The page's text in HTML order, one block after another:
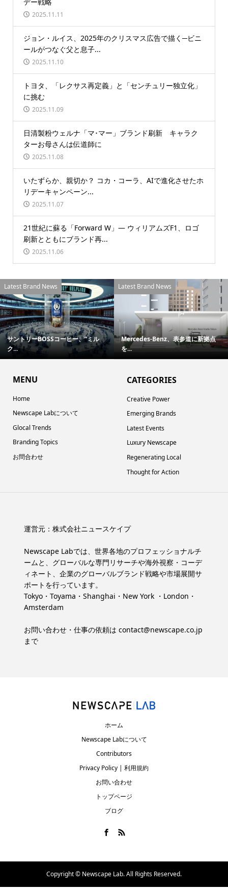
2025.11.11
ジョン・ルイス、2025年のクリスマス広告で描く─ビニ
ールがつなぐ父と息子...
2025.11.10
トヨタ、「レクサス再定義」と「センチュリー独立化」
に挑む
2025.11.09
日清製粉ウェルナ「マ･マー」ブランド刷新 キャラク
ターお母さんは伝道師に
2025.11.08
いたずらか、親切か？ コカ・コーラ、AIで進化させたホ
リデーキャンペーン...
2025.11.07
21世紀に蘇る「Forward W」― ウィリアムズF1、ロゴ
刷新とともにブランド再...
2025.11.06
Latest Brand News
サントリーBOSSコーヒー、“ミル
ク...
Latest Brand News
Mercedes-Benz、表参道に新拠点
を...
MENU
Home
Newscape Labについて
Glocal Trends
Branding Topics
お問合わせ
CATEGORIES
Creative Power
Emerging Brands
Latest Events
Luxury Newscape
Regenerating Local
Thought for Action
運営元： 株式会社ニュースケイプ
Newscape Labでは、世界各地のプロフェッショナルチ
ームと、グローバルな専門リサーチや海外視察・コーデ
ィネート、企業のグローバルブランド戦略や市場展開サ
ポートを行っています。
Tokyo・Toyama・Shanghai・New York ・London・
Amsterdam
お問い合わせ・仕事の依頼は contact@newscape.co.jp
まで
ホーム
Newscape Labについて
Contributors
Privacy Policy | 利用規約
お問い合わせ
トップページ
ブログ
Copyright © Newscape Lab. All Rights Reserved.